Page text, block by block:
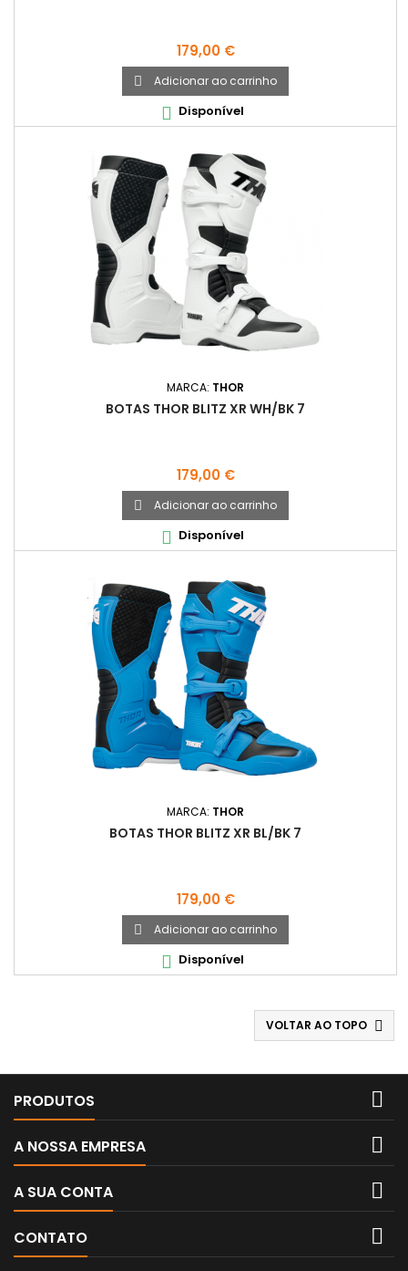
Preço
179,00 €
 Adicionar ao carrinho
 Disponível
MARCA: THOR
BOTAS THOR BLITZ XR WH/BK 7
Preço
179,00 €
 Adicionar ao carrinho
 Disponível
MARCA: THOR
BOTAS THOR BLITZ XR BL/BK 7
Preço
179,00 €
 Adicionar ao carrinho
 Disponível
VOLTAR AO TOPO 
PRODUTOS 
A NOSSA EMPRESA 
A SUA CONTA 
CONTATO 